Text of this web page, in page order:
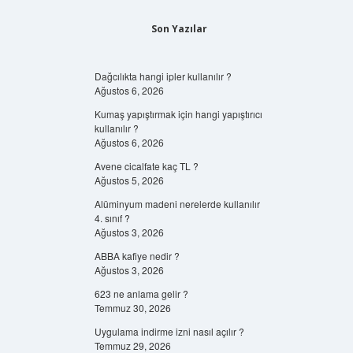
Son Yazılar
Dağcılıkta hangi ipler kullanılır ?
Ağustos 6, 2026
Kumaş yapıştırmak için hangi yapıştırıcı
kullanılır ?
Ağustos 6, 2026
Avene cicalfate kaç TL ?
Ağustos 5, 2026
Alüminyum madeni nerelerde kullanılır
4. sınıf ?
Ağustos 3, 2026
ABBA kafiye nedir ?
Ağustos 3, 2026
623 ne anlama gelir ?
Temmuz 30, 2026
Uygulama indirme izni nasıl açılır ?
Temmuz 29, 2026